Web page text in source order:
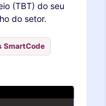
(TBT) do seu
do setor.
SmartCode